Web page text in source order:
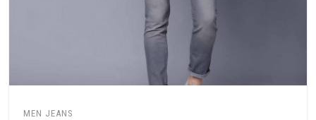
MEN JEANS